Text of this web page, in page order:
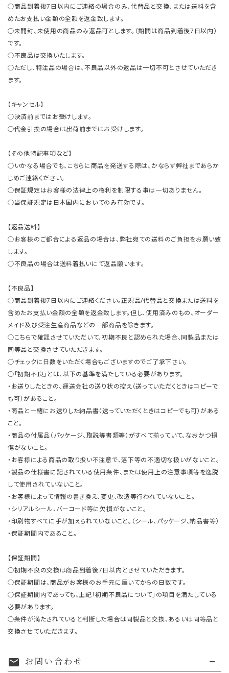
○商品到着後7日以内にご連絡の場合のみ、代替品と交換、または送料を含
めたお支払い金額の全額を返金致します。
○未開封、未使用の商品のみ返品可とします。（期間は商品到着後7日以内）
です。
○不良品は交換いたします。
○ただし、特注品の場合は、不良品以外の返品は一切不可とさせていただき
ます。
【キャンセル】
○決済前まではお受けします。
○代金引換の場合は出荷前まではお受けします。
【その他特記事項など】
○いかなる場合でも、こちらに商品を発送する際は、かならず弊社まであらか
じめご連絡ください。
○保証規定はお客様の法律上の権利を制限する事は一切ありません。
○当保証規定は日本国内においてのみ有効です。
【返品送料】
○お客様のご都合による返品の場合は、弊社宛ての送料のご負担をお願い致
します。
○不良品の場合は送料着払いにて返品願います。
【不良品】
○商品到着後7日以内にご連絡ください。正規品/代替品と交換または送料を
含めたお支払い金額の全額を返金致します。但し、使用済みのもの、オーダー
メイド及び受注生産商品などの一部商品を除きます。
○こちらで確認させていただいて、初期不良と認められた場合、同製品または
同等品と交換させていただきます。
○チェックに日数をいただく場合もございますのでご了承下さい。
○「初期不良」とは、以下の基準を満たしている必要があります。
・お送りしたときの、運送会社の送り状の控え（送っていただくときはコピーで
も可）があること。
・商品と一緒にお送りした納品書（送っていただくときはコピーでも可）がある
こと。
・商品の付属品（パッケージ、取説等書類等）がすべて揃っていて、なおかつ損
傷がないこと。
・お客様による商品の取り扱い不注意で、落下等の不適切な扱いがないこと。
・製品の仕様書に記されている使用条件、または使用上の注意事項等を逸脱
して使用されていないこと。
・お客様によって情報の書き換え、変更、改造等行われていないこと。
・シリアルシール、バーコード等に欠損がないこと。
・印刷物すべてに手が加えられていないこと。（シール、パッケージ、納品書等）
・保証期間内であること。
【保証期間】
○初期不良の交換は商品到着後7日以内とさせていただきます。
○保証期間は、商品がお客様のお手元に届いてからの日数です。
○保証期間内であっても、上記「初期不良品について」の項目を満たしている
必要があります。
○条件が満たされていると判断した場合は同製品と交換、あるいは同等品と
交換させていただきます。
mail お問い合わせ